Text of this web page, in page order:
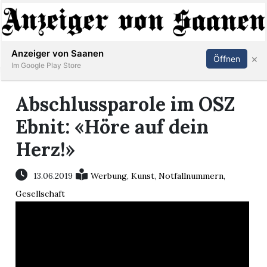
Events
Abonnieren Anmelden
Abschlussparole im OSZ
Ebnit: «Höre auf dein
Herz!»
13.06.2019 Werbung,Kunst,Notfallnummern,
Gesellschaft
Anzeiger von Saanen
Im Google Play Store
Öffnen ×